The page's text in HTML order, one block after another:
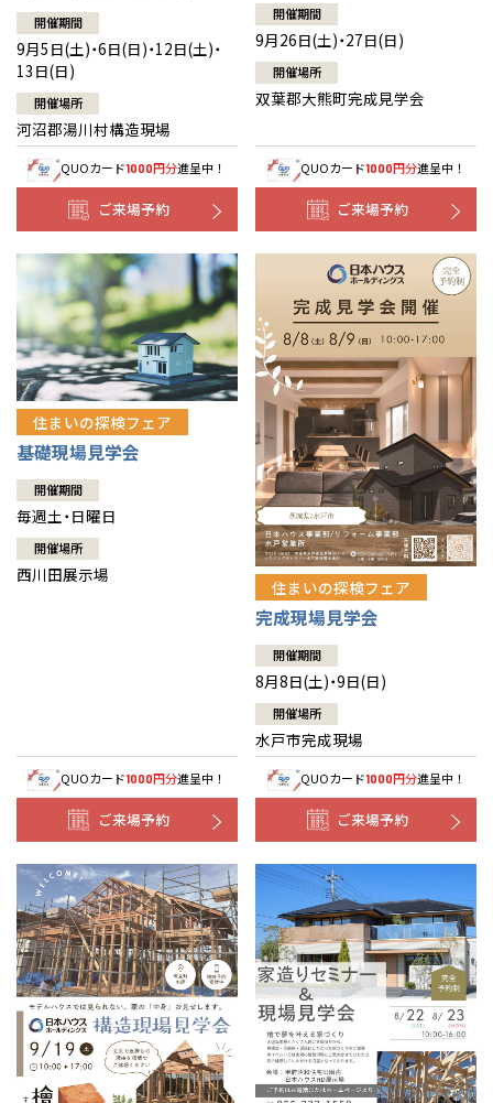
開催期間
9月5日(土)・6日(日)・12日(土)・
13日(日)
開催場所
河沼郡湯川村構造現場
QUOカード1000円分進呈中！
ご来場予約
開催期間
9月26日(土)・27日(日)
開催場所
双葉郡大熊町完成見学会
QUOカード1000円分進呈中！
ご来場予約
住まいの探検フェア
基礎現場見学会
開催期間
毎週土・日曜日
開催場所
西川田展示場
QUOカード1000円分進呈中！
ご来場予約
住まいの探検フェア
完成現場見学会
開催期間
8月8日(土)・9日(日)
開催場所
水戸市完成現場
QUOカード1000円分進呈中！
ご来場予約